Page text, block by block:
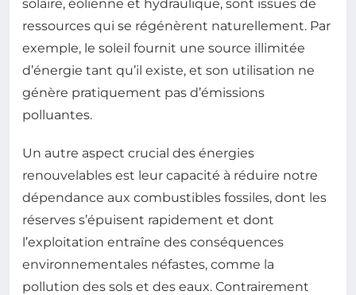
solaire, éolienne et hydraulique, sont issues de
ressources qui se régénèrent naturellement. Par
exemple, le soleil fournit une source illimitée
d’énergie tant qu’il existe, et son utilisation ne
génère pratiquement pas d’émissions
polluantes.
Un autre aspect crucial des énergies
renouvelables est leur capacité à réduire notre
dépendance aux combustibles fossiles, dont les
réserves s’épuisent rapidement et dont
l’exploitation entraîne des conséquences
environnementales néfastes, comme la
pollution des sols et des eaux. Contrairement